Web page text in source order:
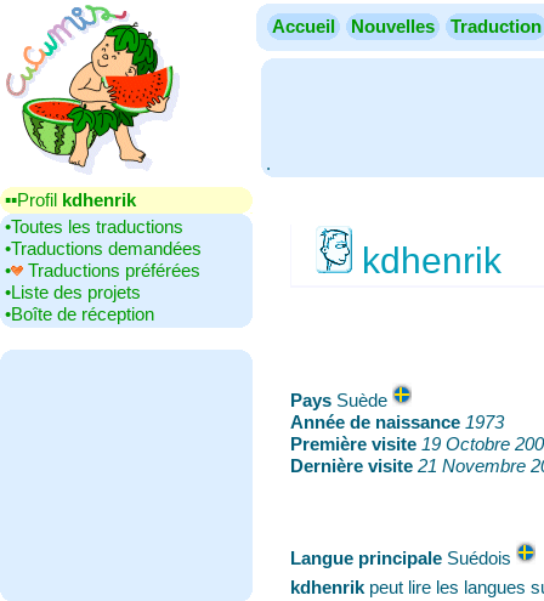
Accueil Nouvelles Traduction
.
▪▪‎Profil kdhenrik
•‎Toutes les traductions
•‎Traductions demandées
•‎
Traductions préférées
•‎Liste des projets
•‎Boîte de réception
kdhenrik
Pays ‎Suède
Année de naissance 1973
Première visite 19 Octobre
Dernière visite 21 Novembre
Langue principale ‎Suédois
kdhenrik peut lire les langues